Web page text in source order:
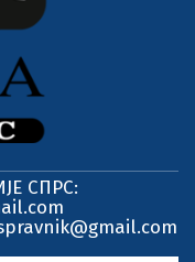
СПРС: